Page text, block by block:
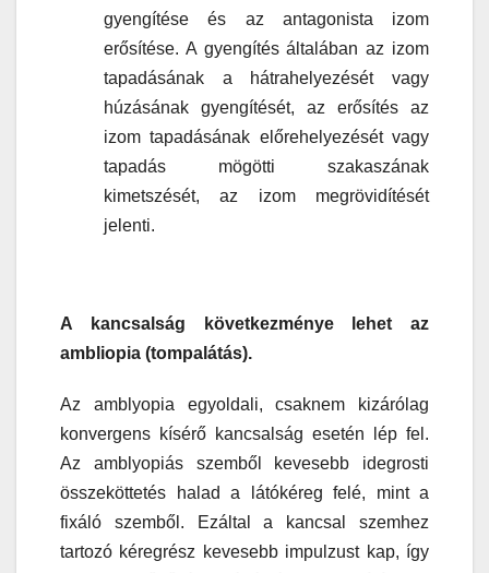
gyengítése és az antagonista izom
erősítése. A gyengítés általában az izom
tapadásának a hátrahelyezését vagy
húzásának gyengítését, az erősítés az
izom tapadásának előrehelyezését vagy
tapadás mögötti szakaszának
kimetszését, az izom megrövidítését
jelenti.
A kancsalság következménye lehet az
ambliopia (tompalátás).
Az amblyopia egyoldali, csaknem kizárólag
konvergens kísérő kancsalság esetén lép fel.
Az amblyopiás szemből kevesebb idegrosti
összeköttetés halad a látókéreg felé, mint a
fixáló szemből. Ezáltal a kancsal szemhez
tartozó kéregrész kevesebb impulzust kap, így